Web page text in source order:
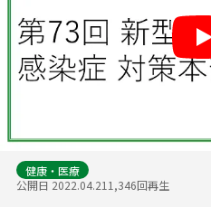
Play
健康・医療
公開日 2022.04.211,346回再生